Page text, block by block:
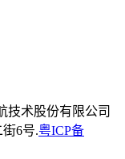
技术股份有限公司
6号.粤ICP备